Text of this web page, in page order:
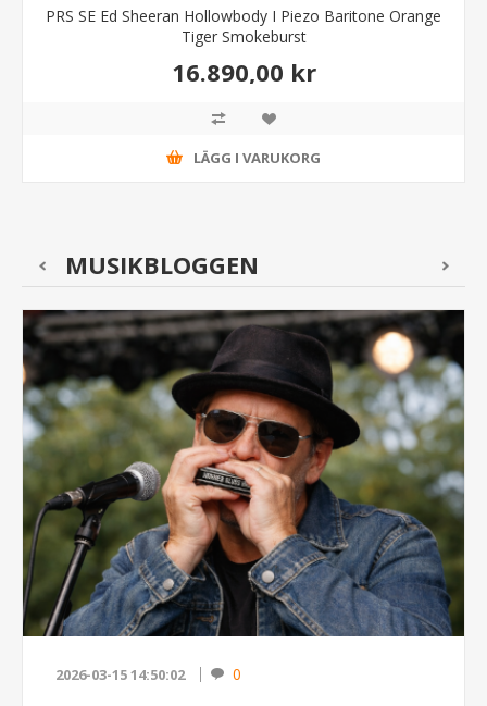
PRS SE Ed Sheeran Hollowbody I Piezo Baritone Orange
Tiger Smokeburst
16.890,00 kr
LÄGG I VARUKORG
MUSIKBLOGGEN
2026-03-15 14:50:02 0